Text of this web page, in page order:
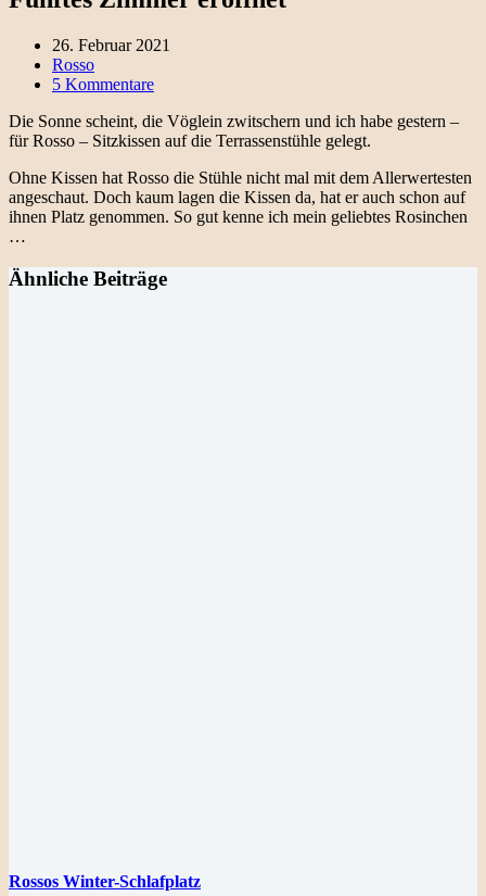
26. Februar 2021
Rosso
5 Kommentare
Die Sonne scheint, die Vöglein zwitschern und ich habe gestern –
für Rosso – Sitzkissen auf die Terrassenstühle gelegt.
Ohne Kissen hat Rosso die Stühle nicht mal mit dem Allerwertesten
angeschaut. Doch kaum lagen die Kissen da, hat er auch schon auf
ihnen Platz genommen. So gut kenne ich mein geliebtes Rosinchen
…
Ähnliche Beiträge
Rossos Winter-Schlafplatz